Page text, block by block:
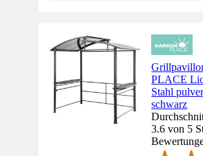
PLACE
Stahl
schwarz
3.6 von 5